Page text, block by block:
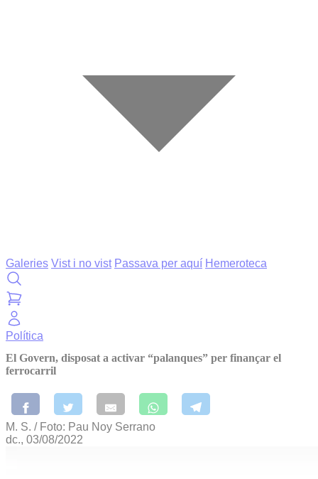
Galeries Vist i no vist Passava per aquí Hemeroteca
Política
El Govern, disposat a activar “palanques” per finançar el
ferrocarril
M. S. / Foto: Pau Noy Serrano
dc., 03/08/2022